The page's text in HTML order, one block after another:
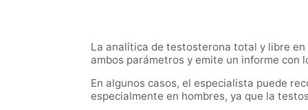
La analítica de testosterona total y libre
ambos parámetros y emite un informe con
En algunos casos, el especialista puede
especialmente en hombres, ya que la